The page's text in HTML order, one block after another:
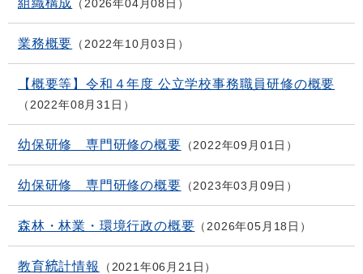
組織構成 2026年04月08日
業務概要 2022年10月03日
【概要等】令和４年度 公立学校事務職員研修の概要
2022年08月31日
幼保研修 専門研修の概要 2022年09月01日
幼保研修 専門研修の概要 2023年03月09日
森林・林業・環境行政の概要 2026年05月18日
教育統計情報 2021年06月21日